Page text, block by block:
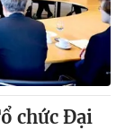
chức Đại